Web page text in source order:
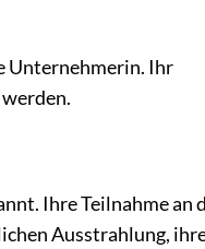
Unternehmerin. Ihr
Ihre Teilnahme an
Ausstrahlung,